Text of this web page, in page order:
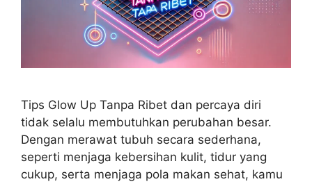
Tips Glow Up Tanpa Ribet dan percaya diri
tidak selalu membutuhkan perubahan besar.
Dengan merawat tubuh secara sederhana,
seperti menjaga kebersihan kulit, tidur yang
cukup, serta menjaga pola makan sehat, kamu